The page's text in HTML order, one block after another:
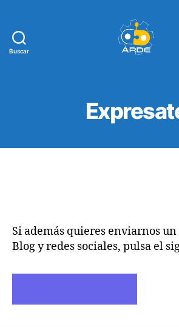
Buscar
Si además quieres enviarnos
Blog y redes sociales, pulsa el